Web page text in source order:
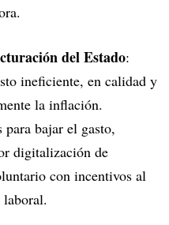
del Estado:
ineficiente, en calidad y
la inflación.
bajar el gasto,
digitalización de
con incentivos al